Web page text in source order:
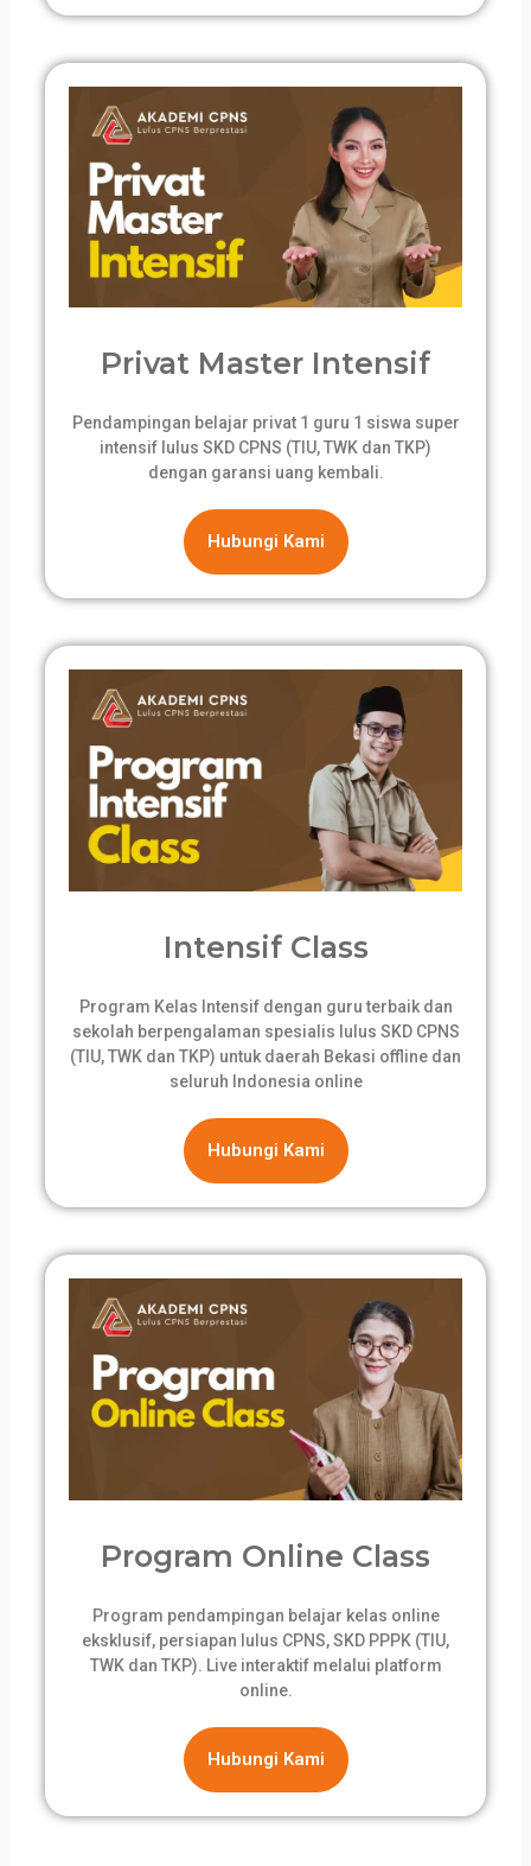
Privat Master Intensif
Pendampingan belajar privat 1 guru 1 siswa super
intensif lulus SKD CPNS (TIU, TWK dan TKP)
dengan garansi uang kembali.
Hubungi Kami
Intensif Class
Program Kelas Intensif dengan guru terbaik dan
sekolah berpengalaman spesialis lulus SKD CPNS
(TIU, TWK dan TKP) untuk daerah Bekasi offline dan
seluruh Indonesia online
Hubungi Kami
Program Online Class
Program pendampingan belajar kelas online
eksklusif, persiapan lulus CPNS, SKD PPPK (TIU,
TWK dan TKP). Live interaktif melalui platform
online.
Hubungi Kami